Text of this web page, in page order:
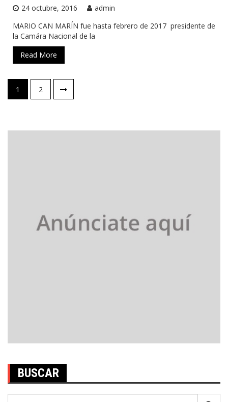
24 octubre, 2016
admin
MARIO CAN MARÍN fue hasta febrero de 2017 presidente de
la Camára Nacional de la
Read More
Navegación
de
1 2
BUSCAR